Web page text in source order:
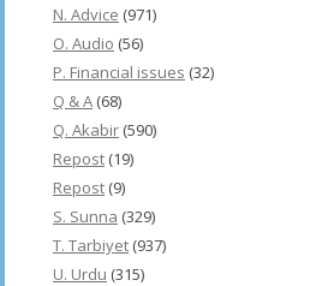
N. Advice (971)
O. Audio (56)
P. Financial issues (32)
Q & A (68)
Q. Akabir (590)
Repost (19)
Repost (9)
S. Sunna (329)
T. Tarbiyet (937)
U. Urdu (315)